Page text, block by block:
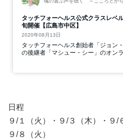
日程
９/１（火）・９/３（木）・９/
９/８（火）